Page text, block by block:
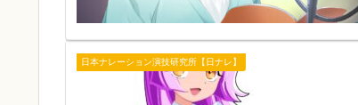
日本ナレーション演技研究所【日ナレ】